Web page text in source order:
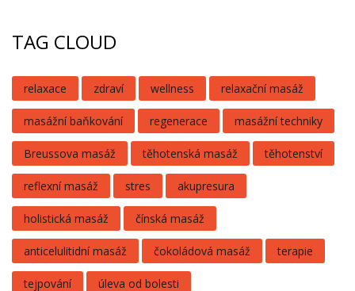
TAG CLOUD
relaxace zdraví wellness relaxační masáž
masážní baňkování regenerace masážní techniky
Breussova masáž těhotenská masáž těhotenství
reflexní masáž stres akupresura
holistická masáž čínská masáž
anticelulitidní masáž čokoládová masáž terapie
tejpování úleva od bolesti